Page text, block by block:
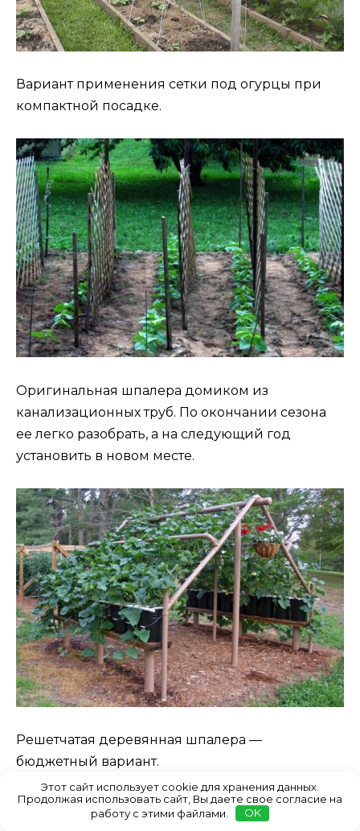
Вариант применения сетки под огурцы при
компактной посадке.
Оригинальная шпалера домиком из
канализационных труб. По окончании сезона
ее легко разобрать, а на следующий год
установить в новом месте.
Решетчатая деревянная шпалера —
бюджетный вариант.
Этот сайт использует cookie для хранения данных.
Продолжая использовать сайт, Вы даете свое согласие на
работу с этими файлами.
OK